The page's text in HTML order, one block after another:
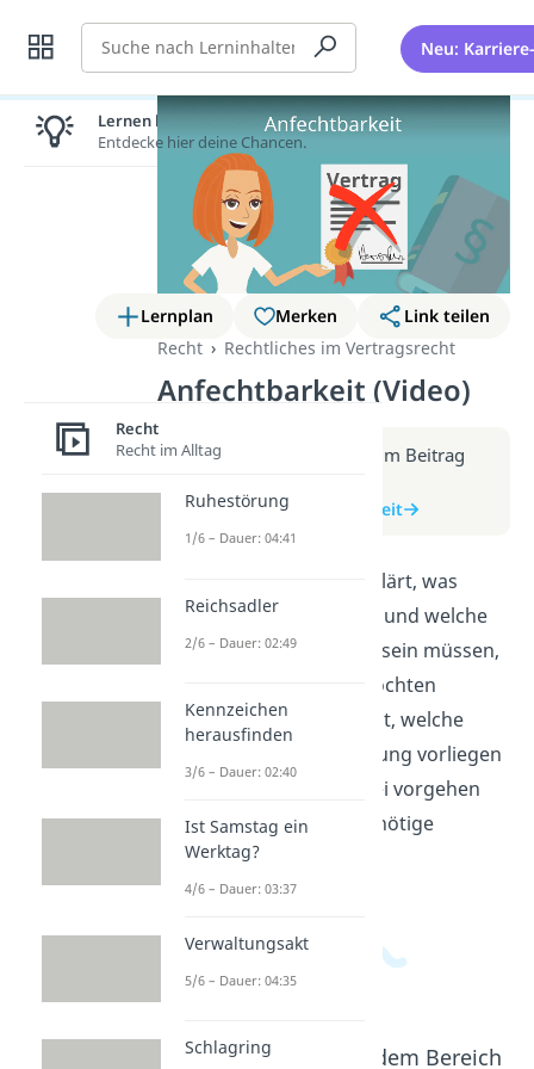
Suche Neu:
Lernplan Merken
Link teilen
Recht
Rechtliches im Vertragsrecht
Anfechtbarkeit (Video)
Weitere Infos erhältst du im Beitrag
zum Beitrag: Anfechtbarkeit
In diesem Video wird erklärt, was
Anfechtbarkeit bedeutet und welche
Voraussetzungen erfüllt sein müssen,
damit ein Vertrag angefochten
werden kann. Du erfährst, welche
Gründe für eine Anfechtung vorliegen
müssen und wie du dabei vorgehen
kannst. Hol dir jetzt das nötige
Wissen!
Beliebte Inhalte aus dem Bereich
Lernen lohnt sich!
Entdecke hier deine Chancen.
Recht
Recht im Alltag
Ruhestörung
1/6 – Dauer: 04:41
Reichsadler
2/6 – Dauer: 02:49
Kennzeichen
herausfinden
3/6 – Dauer: 02:40
Ist Samstag ein
Werktag?
4/6 – Dauer: 03:37
Verwaltungsakt
5/6 – Dauer: 04:35
Schlagring